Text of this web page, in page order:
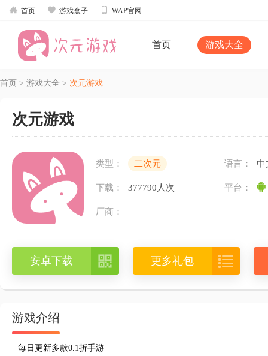
 首页  游戏盒子  WAP官网
首页 游戏大全
首页 > 游戏大全 > 次元游戏
次元游戏
类型： 二次元 语言： 中
下载： 377790人次 平台：
厂商：
安卓下载  更多礼包 
游戏介绍
每日更新多款0.1折手游